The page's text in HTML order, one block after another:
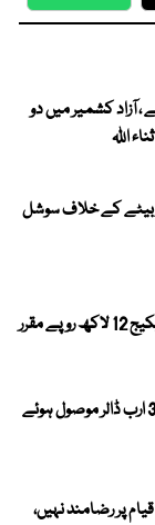
، آزاد کشمیر میں دو
اللہ
بیٹے کے خلاف سوشل
ترسیلات زر میں بڑا اضافہ ، جولائی میں 3.6 ارب ڈالر موصول ہوئے
پر رضامند نہیں،